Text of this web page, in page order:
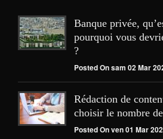
Banque privée,
pourquoi vous
?
Posted On sam 02 Mar
Rédaction de
choisir le nombre
Posted On ven 01 Mar